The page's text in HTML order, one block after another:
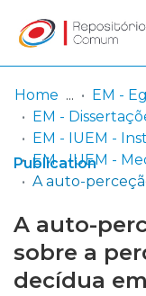
Communities
& Collections
Browse repository
Statistics
Log
In
(current)
Home
Publication
A auto-
sobre a
decídua